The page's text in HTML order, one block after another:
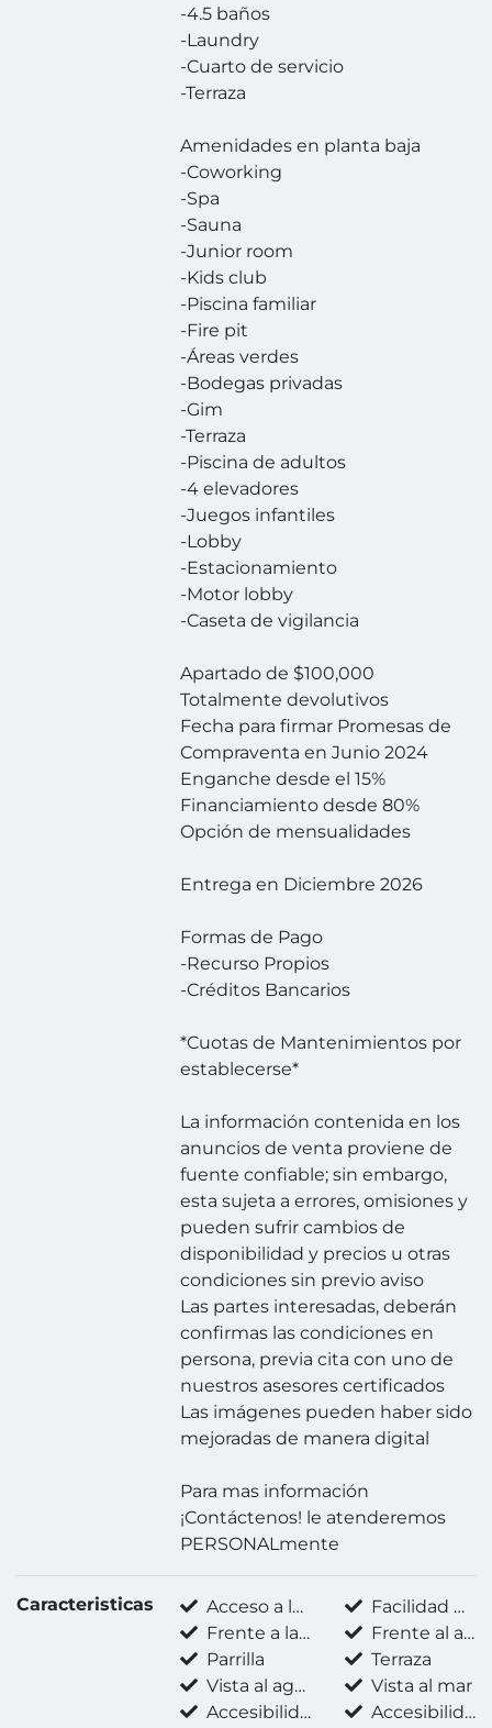
-4.5 baños
-Laundry
-Cuarto de servicio
-Terraza
Amenidades en planta baja
-Coworking
-Spa
-Sauna
-Junior room
-Kids club
-Piscina familiar
-Fire pit
-Áreas verdes
-Bodegas privadas
-Gim
-Terraza
-Piscina de adultos
-4 elevadores
-Juegos infantiles
-Lobby
-Estacionamiento
-Motor lobby
-Caseta de vigilancia
Apartado de $100,000
Totalmente devolutivos
Fecha para firmar Promesas de
Compraventa en Junio 2024
Enganche desde el 15%
Financiamiento desde 80%
Opción de mensualidades
Entrega en Diciembre 2026
Formas de Pago
-Recurso Propios
-Créditos Bancarios
*Cuotas de Mantenimientos por
establecerse*
La información contenida en los
anuncios de venta proviene de
fuente confiable; sin embargo,
esta sujeta a errores, omisiones y
pueden sufrir cambios de
disponibilidad y precios u otras
condiciones sin previo aviso
Las partes interesadas, deberán
confirmas las condiciones en
persona, previa cita con uno de
nuestros asesores certificados
Las imágenes pueden haber sido
mejoradas de manera digital
Para mas información
¡Contáctenos! le atenderemos
PERSONALmente
Caracteristicas Acceso a la playa
Facilidad para estacionarse
Frente a la playa
Frente al agua
Parrilla
Terraza
Vista al agua
Vista al mar
Accesibilidad para adultos mayores
Accesibilidad para personas con discapacidad